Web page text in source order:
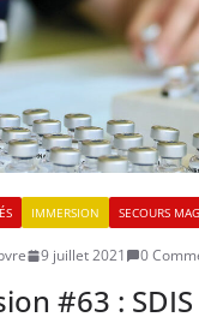
IMMERSION SECOURS MAG
9 juillet 2021 0
#63 :